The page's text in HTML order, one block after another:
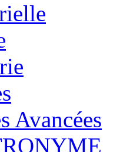
Avancées